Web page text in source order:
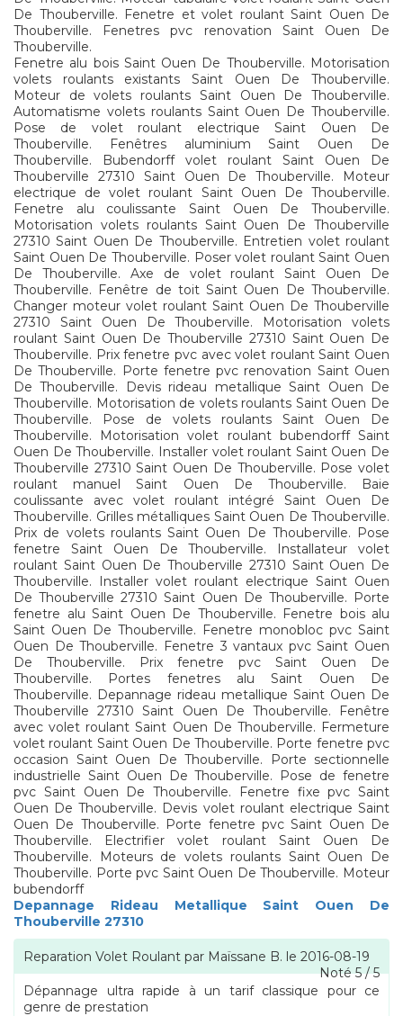
De Thouberville. Fenetre et volet roulant Saint Ouen De
Thouberville. Fenetres pvc renovation Saint Ouen De
Thouberville.
Fenetre alu bois Saint Ouen De Thouberville. Motorisation
volets roulants existants Saint Ouen De Thouberville.
Moteur de volets roulants Saint Ouen De Thouberville.
Automatisme volets roulants Saint Ouen De Thouberville.
Pose de volet roulant electrique Saint Ouen De
Thouberville. Fenêtres aluminium Saint Ouen De
Thouberville. Bubendorff volet roulant Saint Ouen De
Thouberville 27310 Saint Ouen De Thouberville. Moteur
electrique de volet roulant Saint Ouen De Thouberville.
Fenetre alu coulissante Saint Ouen De Thouberville.
Motorisation volets roulants Saint Ouen De Thouberville
27310 Saint Ouen De Thouberville. Entretien volet roulant
Saint Ouen De Thouberville. Poser volet roulant Saint Ouen
De Thouberville. Axe de volet roulant Saint Ouen De
Thouberville. Fenêtre de toit Saint Ouen De Thouberville.
Changer moteur volet roulant Saint Ouen De Thouberville
27310 Saint Ouen De Thouberville. Motorisation volets
roulant Saint Ouen De Thouberville 27310 Saint Ouen De
Thouberville. Prix fenetre pvc avec volet roulant Saint Ouen
De Thouberville. Porte fenetre pvc renovation Saint Ouen
De Thouberville. Devis rideau metallique Saint Ouen De
Thouberville. Motorisation de volets roulants Saint Ouen De
Thouberville. Pose de volets roulants Saint Ouen De
Thouberville. Motorisation volet roulant bubendorff Saint
Ouen De Thouberville. Installer volet roulant Saint Ouen De
Thouberville 27310 Saint Ouen De Thouberville. Pose volet
roulant manuel Saint Ouen De Thouberville. Baie
coulissante avec volet roulant intégré Saint Ouen De
Thouberville. Grilles métalliques Saint Ouen De Thouberville.
Prix de volets roulants Saint Ouen De Thouberville. Pose
fenetre Saint Ouen De Thouberville. Installateur volet
roulant Saint Ouen De Thouberville 27310 Saint Ouen De
Thouberville. Installer volet roulant electrique Saint Ouen
De Thouberville 27310 Saint Ouen De Thouberville. Porte
fenetre alu Saint Ouen De Thouberville. Fenetre bois alu
Saint Ouen De Thouberville. Fenetre monobloc pvc Saint
Ouen De Thouberville. Fenetre 3 vantaux pvc Saint Ouen
De Thouberville. Prix fenetre pvc Saint Ouen De
Thouberville. Portes fenetres alu Saint Ouen De
Thouberville. Depannage rideau metallique Saint Ouen De
Thouberville 27310 Saint Ouen De Thouberville. Fenêtre
avec volet roulant Saint Ouen De Thouberville. Fermeture
volet roulant Saint Ouen De Thouberville. Porte fenetre pvc
occasion Saint Ouen De Thouberville. Porte sectionnelle
industrielle Saint Ouen De Thouberville. Pose de fenetre
pvc Saint Ouen De Thouberville. Fenetre fixe pvc Saint
Ouen De Thouberville. Devis volet roulant electrique Saint
Ouen De Thouberville. Porte fenetre pvc Saint Ouen De
Thouberville. Electrifier volet roulant Saint Ouen De
Thouberville. Moteurs de volets roulants Saint Ouen De
Thouberville. Porte pvc Saint Ouen De Thouberville. Moteur
bubendorff
Depannage Rideau Metallique Saint Ouen De
Thouberville 27310
Reparation Volet Roulant par Maïssane B. le 2016-08-19
Noté5/5
Dépannage ultra rapide à un tarif classique pour ce
genre de prestation